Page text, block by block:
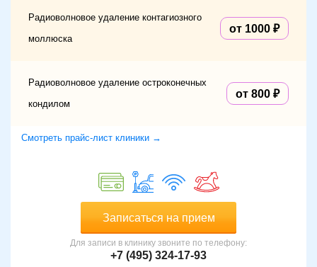
Радиоволновое удаление контагиозного
моллюска
от 1000
Радиоволновое удаление остроконечных
кондилом
от 800
Смотреть прайс-лист клиники →
Записаться на прием
Для записи в клинику звоните по телефону:
+7 (495) 324-17-93